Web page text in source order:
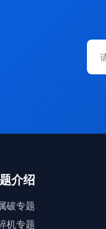
介绍
破专题
机专题